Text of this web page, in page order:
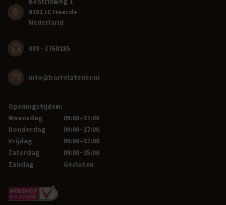
8181 LC Heerde
Nederland
038 - 3760185
info@barrelatelier.nl
Openingstijden:
Woensdag
09:00–17:00
Donderdag
09:00–17:00
Vrijdag
09:00–17:00
Zaterdag
09:00–15:00
Zondag
Gesloten